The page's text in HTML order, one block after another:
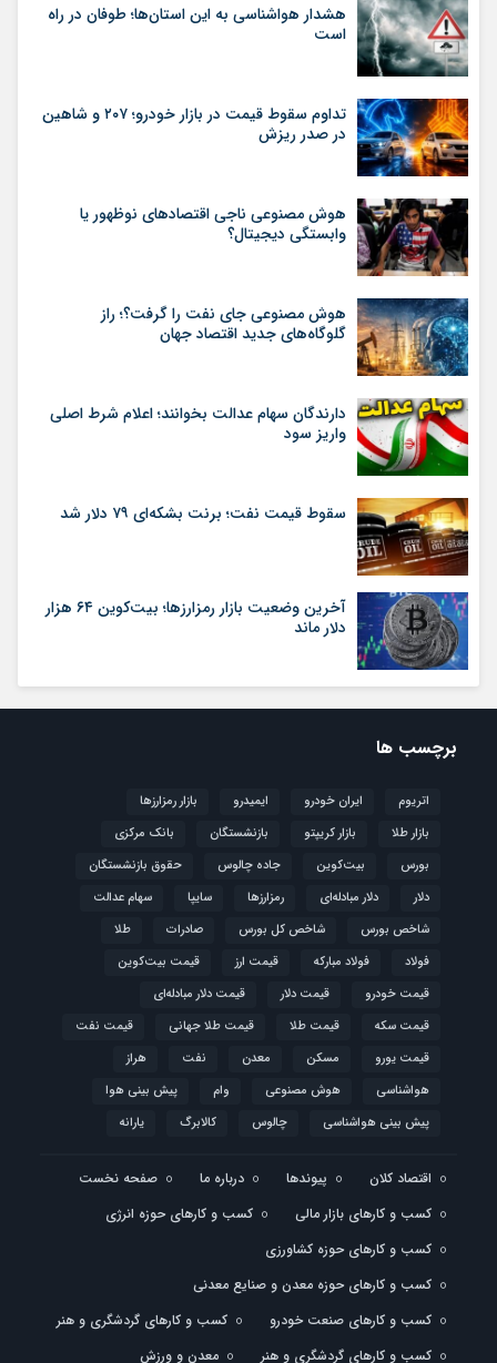
هشدار هواشناسی به این استان‌ها؛ طوفان در راه
است
تداوم سقوط قیمت در بازار خودرو؛ ۲۰۷ و شاهین
در صدر ریزش
هوش مصنوعی ناجی اقتصادهای نوظهور یا
وابستگی دیجیتال؟
هوش مصنوعی جای نفت را گرفت؟؛ راز
گلوگاه‌های جدید اقتصاد جهان
دارندگان سهام عدالت بخوانند؛ اعلام شرط اصلی
واریز سود
سقوط قیمت نفت؛ برنت بشکه‌ای ۷۹ دلار شد
آخرین وضعیت بازار رمزارزها؛ بیت‌کوین ۶۴ هزار
دلار ماند
برچسب ها
اتریوم ایران خودرو ایمیدرو
بازار رمزارزها
بازار طلا
بازار کریپتو بازنشستگان
بانک مرکزی
بورس
بیت‌کوین جاده چالوس
حقوق بازنشستگان
دلار
دلار مبادله‌ای رمزارزها سایپا
سهام عدالت
شاخص بورس
شاخص کل بورس صادرات
طلا
فولاد
فولاد مبارکه قیمت ارز
قیمت بیت‌کوین
قیمت خودرو
قیمت دلار
قیمت دلار مبادله‌ای
قیمت سکه
قیمت طلا قیمت طلا جهانی
قیمت نفت
قیمت یورو
مسکن معدن نفت
هراز
هواشناسی
هوش مصنوعی وام
پیش بینی هوا
پیش بینی هواشناسی
چالوس کالابرگ یارانه
اقتصاد کلان پیوندها درباره ما
صفحه نخست
کسب و کارهای بازار مالی
کسب و کارهای حوزه انرژی
کسب و کارهای حوزه کشاورزی
کسب و کارهای حوزه معدن و صنایع معدنی
کسب و کارهای صنعت خودرو
کسب و کارهای گردشگری و هنر
کسب و کارهای گردشگری و هنر
معدن و ورزش